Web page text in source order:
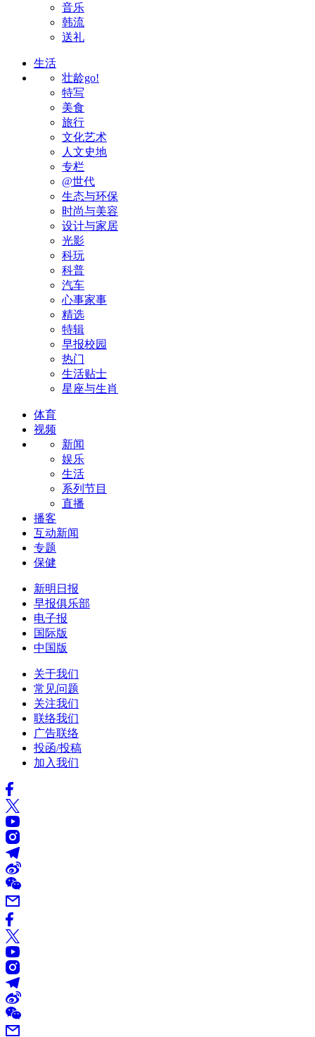
音乐
韩流
送礼
生活
壮龄go!
特写
美食
旅行
文化艺术
人文史地
专栏
@世代
生态与环保
时尚与美容
设计与家居
光影
科玩
科普
汽车
心事家事
精选
特辑
早报校园
热门
生活贴士
星座与生肖
体育
视频
新闻
娱乐
生活
系列节目
直播
播客
互动新闻
专题
保健
新明日报
早报俱乐部
电子报
国际版
中国版
关于我们
常见问题
关注我们
联络我们
广告联络
投函/投稿
加入我们